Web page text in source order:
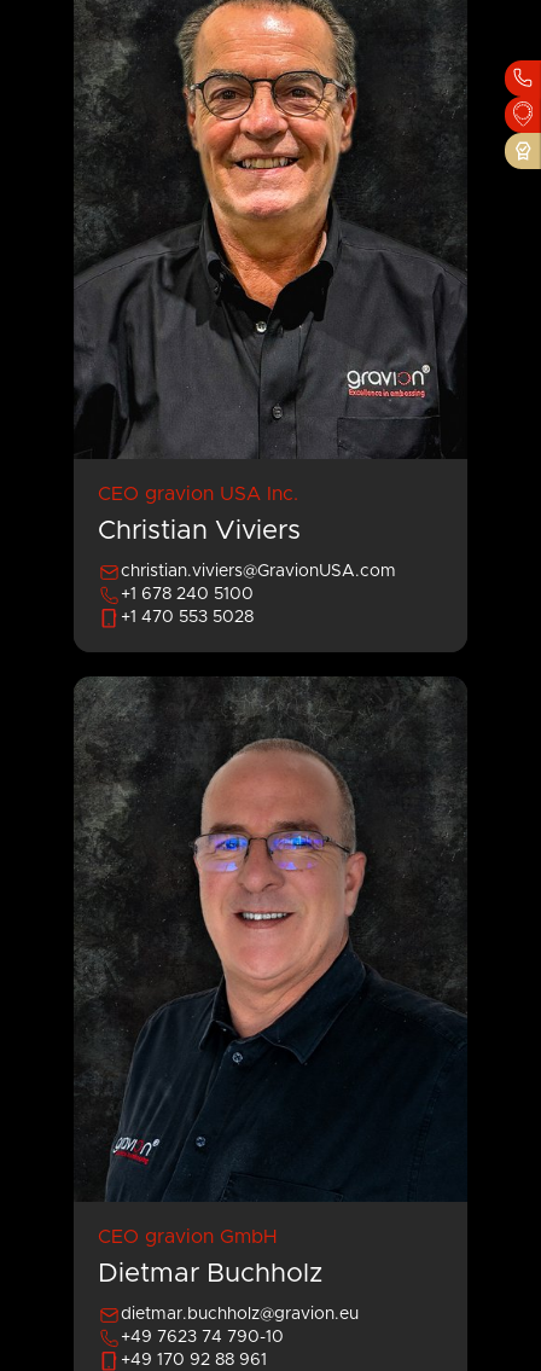
CEO gravion USA Inc.
Christian Viviers
christian.viviers@GravionUSA.com
+1 678 240 5100
+1 470 553 5028
CEO gravion GmbH
Dietmar Buchholz
dietmar.buchholz@gravion.eu
+49 7623 74 790-10
+49 170 92 88 961
Cancel